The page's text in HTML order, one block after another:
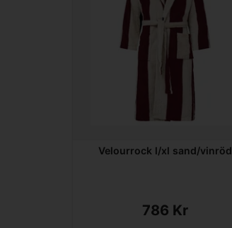
Velourrock l/xl sand/vinröd
786 Kr